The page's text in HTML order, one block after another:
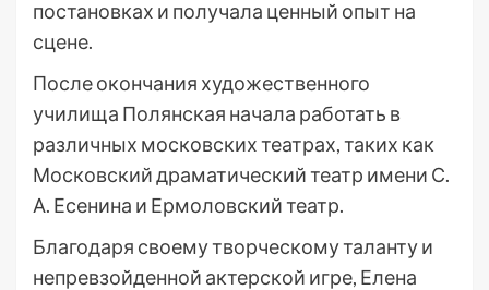
постановках и получала ценный опыт на
сцене.
После окончания художественного
училища Полянская начала работать в
различных московских театрах, таких как
Московский драматический театр имени С.
А. Есенина и Ермоловский театр.
Благодаря своему творческому таланту и
непревзойденной актерской игре, Елена